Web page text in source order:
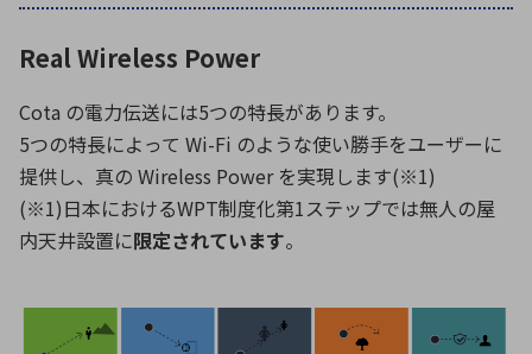
Real Wireless Power
Cota の電力伝送には5つの特長があります。
5つの特長によって Wi-Fi のような使い勝手をユーザーに
提供し、真の Wireless Power を実現します(※1)
(※1)日本におけるWPT制度化第1ステップでは無人の屋
内天井設置に限定されています。